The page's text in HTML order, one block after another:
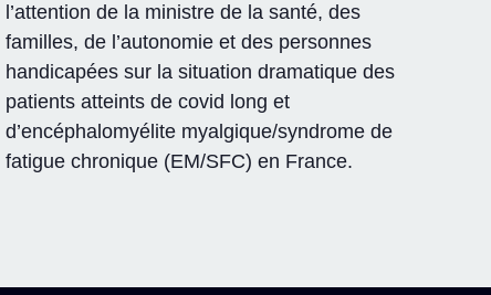
l’attention de la ministre de la santé, des
familles, de l’autonomie et des personnes
handicapées sur la situation dramatique des
patients atteints de covid long et
d’encéphalomyélite myalgique/syndrome de
fatigue chronique (EM/SFC) en France.